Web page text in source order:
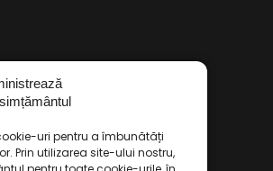
uri pentru a îmbunătăți
Prin utilizarea site-ului nostru,
/LinkedIn